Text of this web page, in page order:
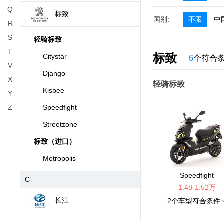
Q
R
S
T
V
X
Y
Z
标致
轻骑标致
Citystar
Django
Kisbee
Speedfight
Streetzone
标致（进口）
Metropolis
C
长江
国别: 不限 中
标致 6个符合
轻骑标致
Speedfight
1.48-1.52万
2个车型符合条件